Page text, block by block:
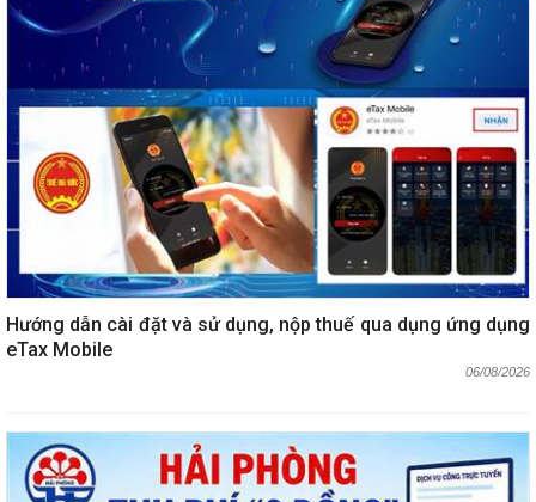
Hướng dẫn cài đặt và sử dụng, nộp thuế qua dụng ứng dụng
eTax Mobile
06/08/2026